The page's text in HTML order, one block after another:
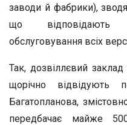
заводи й фабрики),
що відповідають
обслуговування всіх
Так, дозвіллєвий
щорічно відвідують
Багатопланова,
передбачає майже